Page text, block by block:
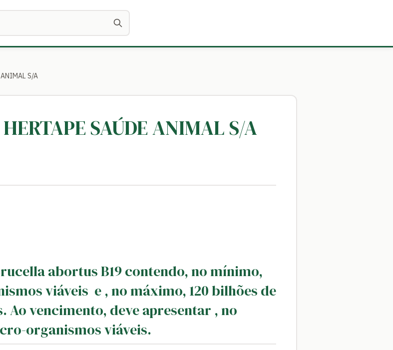
S/A
SAÚDE ANIMAL S/A
abortus B19 contendo, no mínimo,
viáveis e , no máximo, 120 bilhões de
vencimento, deve apresentar , no
organismos viáveis.